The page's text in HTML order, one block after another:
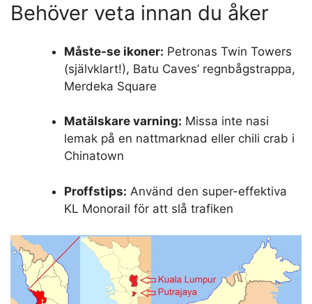
Behöver veta innan du åker
Måste-se ikoner: Petronas Twin Towers
(självklart!), Batu Caves’ regnbågstrappa,
Merdeka Square
Matälskare varning: Missa inte nasi
lemak på en nattmarknad eller chili crab i
Chinatown
Proffstips: Använd den super-effektiva
KL Monorail för att slå trafiken